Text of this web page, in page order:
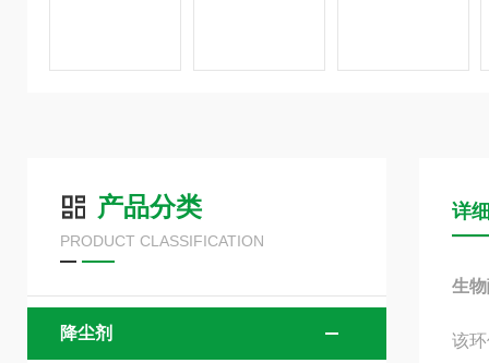
产品分类
PRODUCT CLASSIFICATION
降尘剂
详
生
该